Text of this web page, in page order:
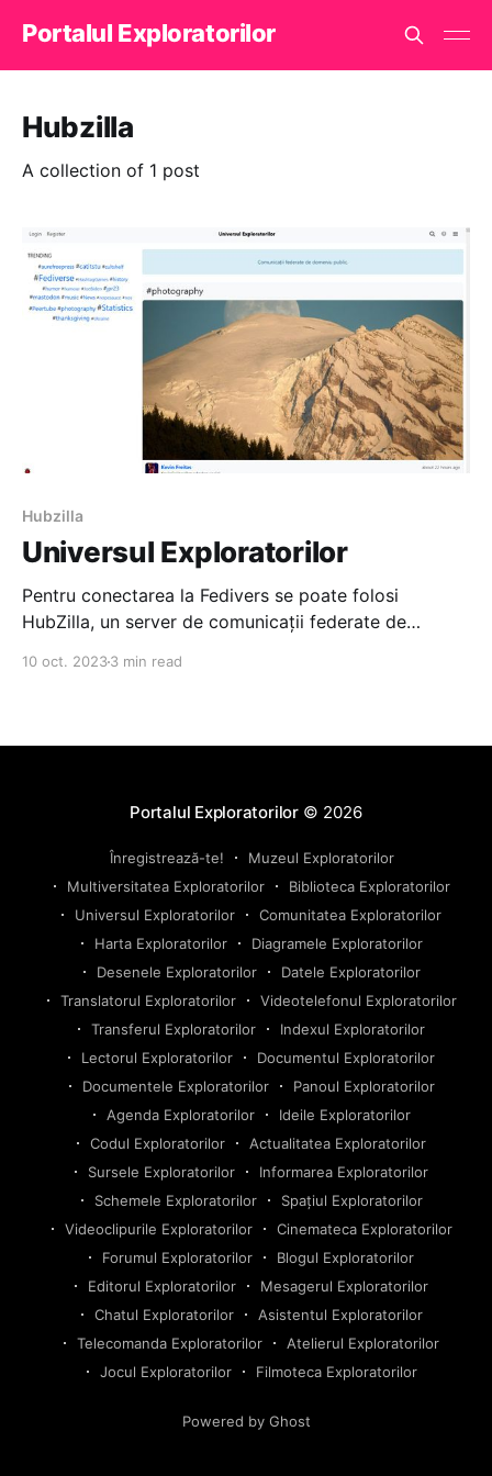
Portalul Exploratorilor
Hubzilla
A collection of 1 post
Hubzilla
Universul Exploratorilor
Pentru conectarea la Fedivers se poate folosi
HubZilla, un server de comunicații federate de
10 oct. 20233 min read
Portalul Exploratorilor© 2026
Înregistrează-te!
Muzeul Exploratorilor
Multiversitatea Exploratorilor
Biblioteca Exploratorilor
Universul Exploratorilor
Comunitatea Exploratorilor
Harta Exploratorilor
Diagramele Exploratorilor
Desenele Exploratorilor
Datele Exploratorilor
Translatorul Exploratorilor
Videotelefonul Exploratorilor
Transferul Exploratorilor
Indexul Exploratorilor
Lectorul Exploratorilor
Documentul Exploratorilor
Documentele Exploratorilor
Panoul Exploratorilor
Agenda Exploratorilor
Ideile Exploratorilor
Codul Exploratorilor
Actualitatea Exploratorilor
Sursele Exploratorilor
Informarea Exploratorilor
Schemele Exploratorilor
Spațiul Exploratorilor
Videoclipurile Exploratorilor
Cinemateca Exploratorilor
Forumul Exploratorilor
Blogul Exploratorilor
Editorul Exploratorilor
Mesagerul Exploratorilor
Chatul Exploratorilor
Asistentul Exploratorilor
Telecomanda Exploratorilor
Atelierul Exploratorilor
Jocul Exploratorilor
Filmoteca Exploratorilor
Powered by Ghost